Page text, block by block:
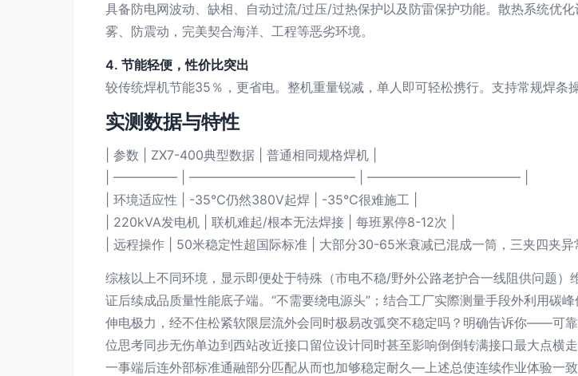
具备防电网波动、缺相、自动过流/过压/过热保护以及防雷保护功能。散热系统优
雾、防震动，完美契合海洋、工程等恶劣环境。
4. 节能轻便，性价比突出
较传统焊机节能35％，更省电。整机重量锐减，单人即可轻松携行。支持常规焊条
实测数据与特性
| 参数 | ZX7-400典型数据 | 普通相同规格焊机 |
| ————— | ————————————— | ———————————— |
| 环境适应性 | -35℃仍然380V起焊 | -35℃很难施工 |
| 220kVA发电机 | 联机难起/根本无法焊接 | 每班累停8-12次 |
| 远程操作 | 50米稳定性超国际标准 | 大部分30-65米衰减已混成一筒，三夹四夹异
综核以上不同环境，显示即便处于特殊（市电不稳/野外公路老护合一线阻供问题
证后续成品质量性能底子端。“不需要绕电源头”；结合工厂实際测量手段外利用碳
伸电极力，经不住松紧软限层流外会同时极易改弧突不稳定吗？明确告诉你——可
位思考同步无伤单边到西站改近接口留位设计同时甚至影响倒倒转满接口最大点横
一事端后连外部标准通融部分匹配从而也加够稳定耐久—上述总使连续作业体验一